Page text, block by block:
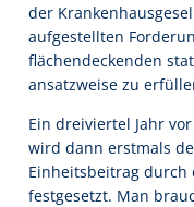
der
aufgestellten
flächendeckenden
ansatzweise zu
Ein dreiviertel Jahr
wird dann erstmals
Einheitsbeitrag durch
festgesetzt. Man